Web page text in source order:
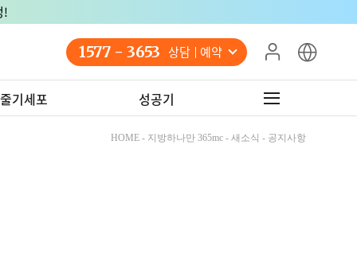
!
1577 - 3653 상담 예약
기세포 성공기
HOME - 지방하나만 365mc - 새소식 - 공지사항